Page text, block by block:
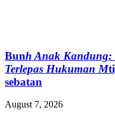
Bunh Anak Kandung:
Terlepas Hukuman M
sebatan
August 7, 2026